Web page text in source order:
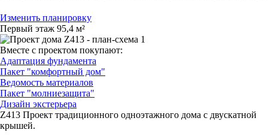
Изменить планировку
Первый этаж 95,4 м²
Вместе с проектом покупают:
Адаптация фундамента
Пакет "комфортный дом"
Ведомость материалов
Пакет "молниезащита"
Дизайн экстерьера
Z413 Проект традиционного одноэтажного дома с двускатной
крышей.